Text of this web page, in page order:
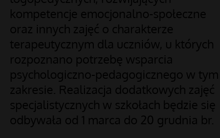
kompetencje emocjonalno-społeczne
oraz innych zajęć o charakterze
terapeutycznym dla uczniów, u których
rozpoznano potrzebę wsparcia
psychologiczno-pedagogicznego w tym
zakresie. Realizacja dodatkowych zajęć
specjalistycznych w szkołach będzie się
odbywała od 1 marca do 20 grudnia br.